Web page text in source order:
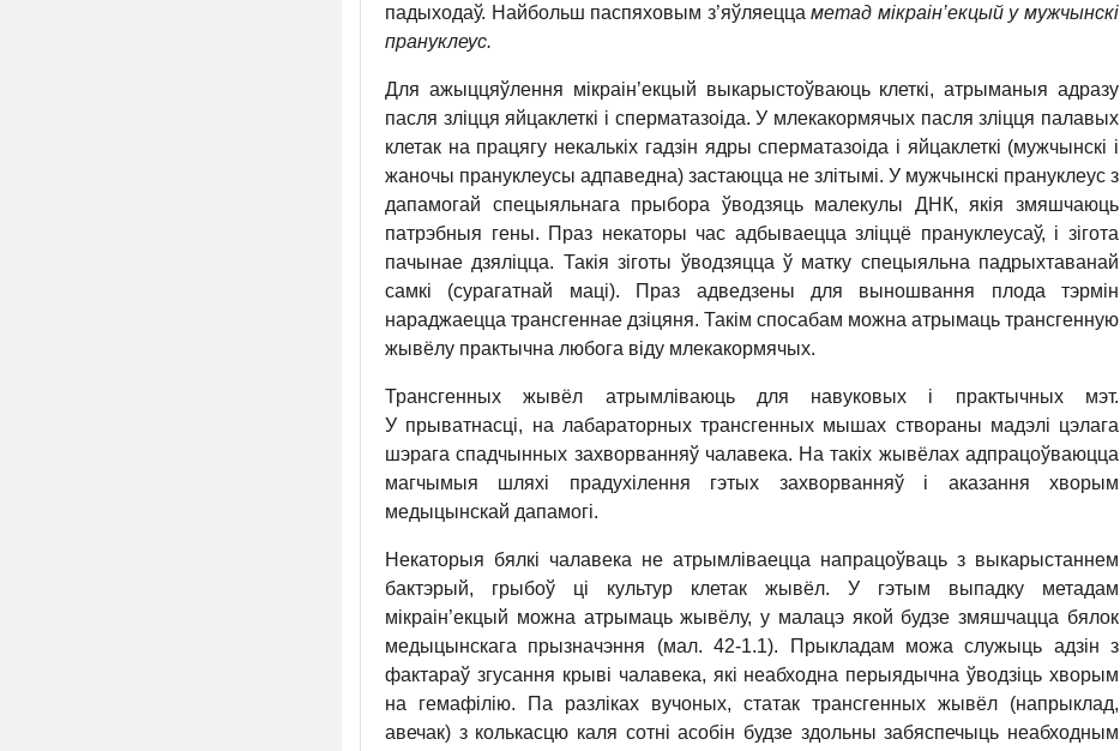
падыходаў. Найбольш паспяховым з’яў­ляеццаметад мікраін’екцый у мужчынскі
прануклеус.
Для ажыццяўлення мікраін’екцый выкарыстоўваюць клеткі, атрыманыя адразу
пасля зліцця яйцаклеткі і сперматазоіда. У млекакормячых пасля зліцця палавых
клетак на працягу некалькіх гадзін ядры сперматазоіда і яйцаклеткі (мужчынскі і
жаночы прануклеусы адпаведна) застаюцца не злітымі. У мужчынскі прануклеус з
дапамогай спецыяльнага прыбора ўво­дзяць малекулы ДНК, якія змяшчаюць
патрэбныя гены. Праз некаторы час адбываецца зліццё прануклеусаў, і зігота
пачынае дзяліцца. Такія зіготы ўводзяцца ў матку спецыяльна падрыхтаванай
самкі (сурагатнай маці). Праз адведзены для выношвання плода тэрмін
нараджаецца трансгеннае дзіцяня. Такім спосабам можна атрымаць трансгенную
жывёлу практычна любога віду млекакормячых.
Трансгенных жывёл атрымліваюць для навуковых і практычных мэт.
У прыватнасці, на лабараторных трансгенных мышах створаны мадэлі цэлага
шэрага спадчынных захворванняў чалавека. На такіх жывёлах адпрацоўваюцца
магчымыя шляхі прадухілення гэтых захворванняў і аказання хворым
медыцынскай дапамогі.
Некаторыя бялкі чалавека не атрымліваецца напрацоўваць з выкарыстаннем
бактэрый, грыбоў ці культур клетак жывёл. У гэтым выпадку метадам
мікраін’екцый можна атрымаць жывёлу, у малацэ якой будзе змяшчацца бялок
медыцынскага прызначэння (мал. 42-1.1). Прыкладам можа служыць адзін з
фактараў згусання крыві чалавека, які неабходна перыядычна ўводзіць хворым
на гемафілію. Па разліках вучоных, статак трансгенных жывёл (напрыклад,
авечак) з колькасцю каля сотні асобін будзе здольны забяспечыць неабходным